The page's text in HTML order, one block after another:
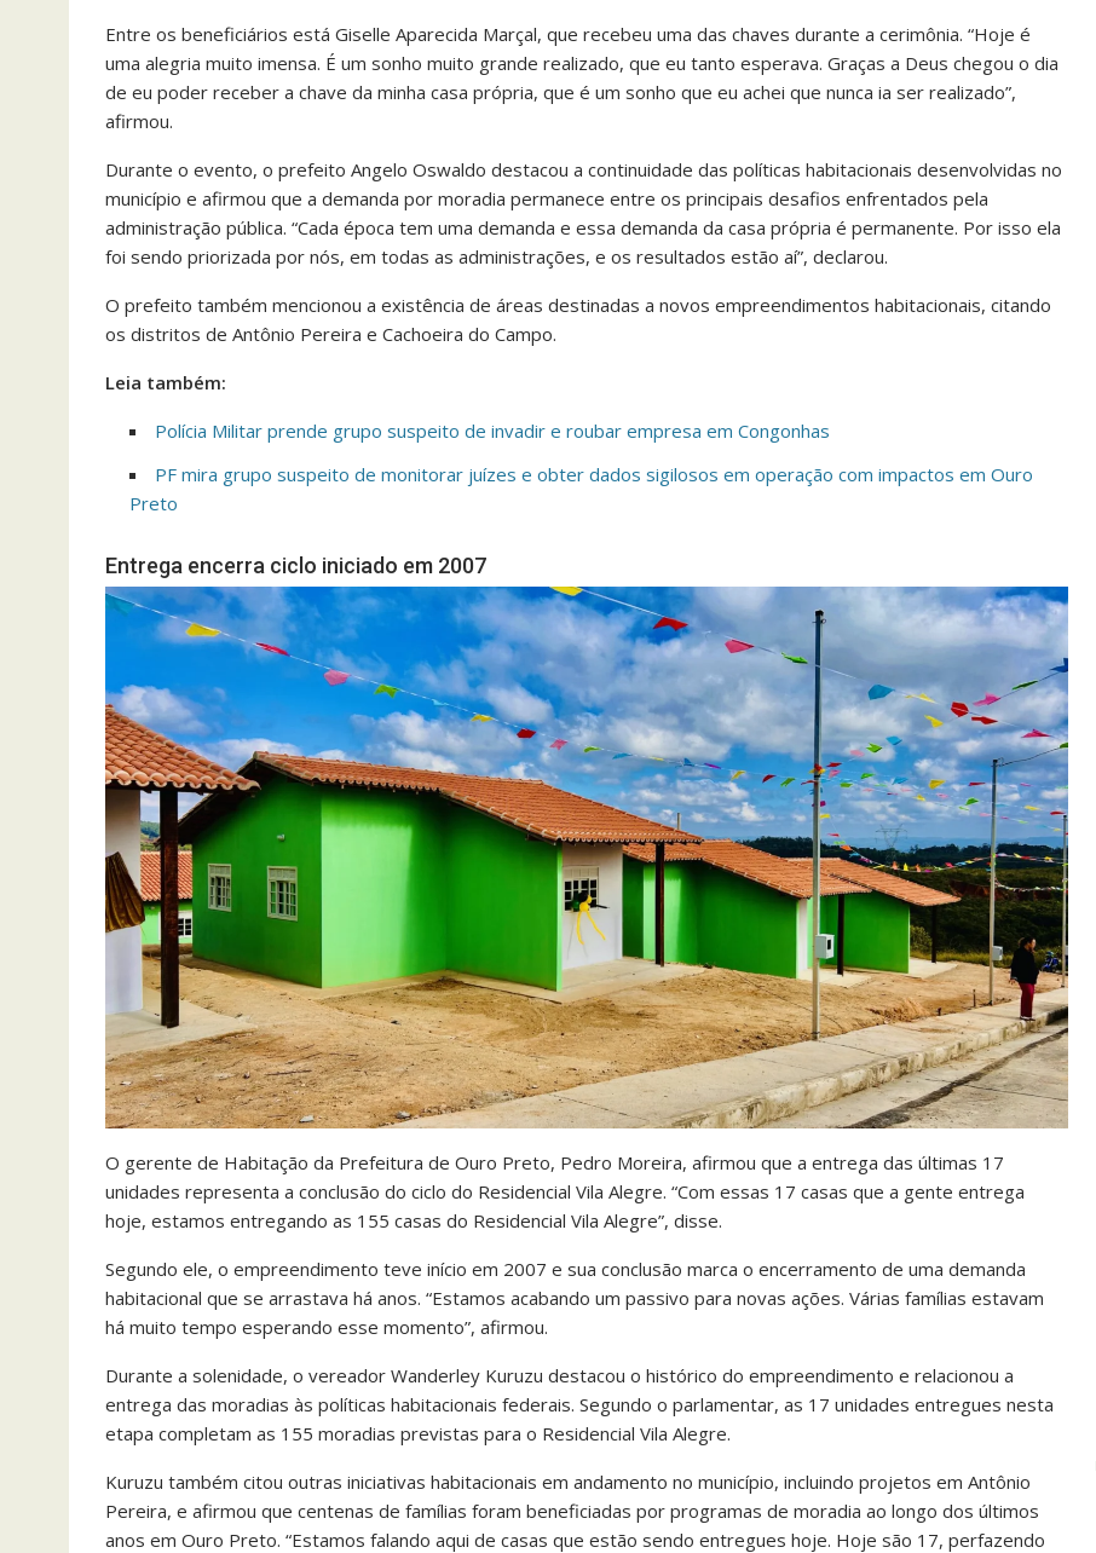
Entre os beneficiários está Giselle Aparecida Marçal, que recebeu uma das chaves durante a cerimônia. “Hoje é
uma alegria muito imensa. É um sonho muito grande realizado, que eu tanto esperava. Graças a Deus chegou o dia
de eu poder receber a chave da minha casa própria, que é um sonho que eu achei que nunca ia ser realizado”,
afirmou.
Durante o evento, o prefeito Angelo Oswaldo destacou a continuidade das políticas habitacionais desenvolvidas no
município e afirmou que a demanda por moradia permanece entre os principais desafios enfrentados pela
administração pública. “Cada época tem uma demanda e essa demanda da casa própria é permanente. Por isso ela
foi sendo priorizada por nós, em todas as administrações, e os resultados estão aí”, declarou.
O prefeito também mencionou a existência de áreas destinadas a novos empreendimentos habitacionais, citando
os distritos de Antônio Pereira e Cachoeira do Campo.
Leia também:
Polícia Militar prende grupo suspeito de invadir e roubar empresa em Congonhas
PF mira grupo suspeito de monitorar juízes e obter dados sigilosos em operação com impactos em Ouro
Preto
Entrega encerra ciclo iniciado em 2007
O gerente de Habitação da Prefeitura de Ouro Preto, Pedro Moreira, afirmou que a entrega das últimas 17
unidades representa a conclusão do ciclo do Residencial Vila Alegre. “Com essas 17 casas que a gente entrega
hoje, estamos entregando as 155 casas do Residencial Vila Alegre”, disse.
Segundo ele, o empreendimento teve início em 2007 e sua conclusão marca o encerramento de uma demanda
habitacional que se arrastava há anos. “Estamos acabando um passivo para novas ações. Várias famílias estavam
há muito tempo esperando esse momento”, afirmou.
Durante a solenidade, o vereador Wanderley Kuruzu destacou o histórico do empreendimento e relacionou a
entrega das moradias às políticas habitacionais federais. Segundo o parlamentar, as 17 unidades entregues nesta
etapa completam as 155 moradias previstas para o Residencial Vila Alegre.
Kuruzu também citou outras iniciativas habitacionais em andamento no município, incluindo projetos em Antônio
Pereira, e afirmou que centenas de famílias foram beneficiadas por programas de moradia ao longo dos últimos
anos em Ouro Preto. “Estamos falando aqui de casas que estão sendo entregues hoje. Hoje são 17, perfazendo